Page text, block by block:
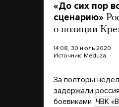
«До сих пор
сценарию»
о позиции
14:08, 30 июль 2020
Источник: Meduza
За полторы
задержали
боевиками ЧВК